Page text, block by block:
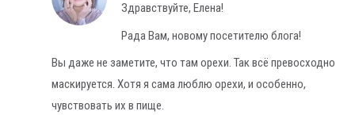
Здравствуйте, Елена!
Рада Вам, новому посетителю блога!
Вы даже не заметите, что там орехи. Так всё превосходно
маскируется. Хотя я сама люблю орехи, и особенно,
чувствовать их в пище.